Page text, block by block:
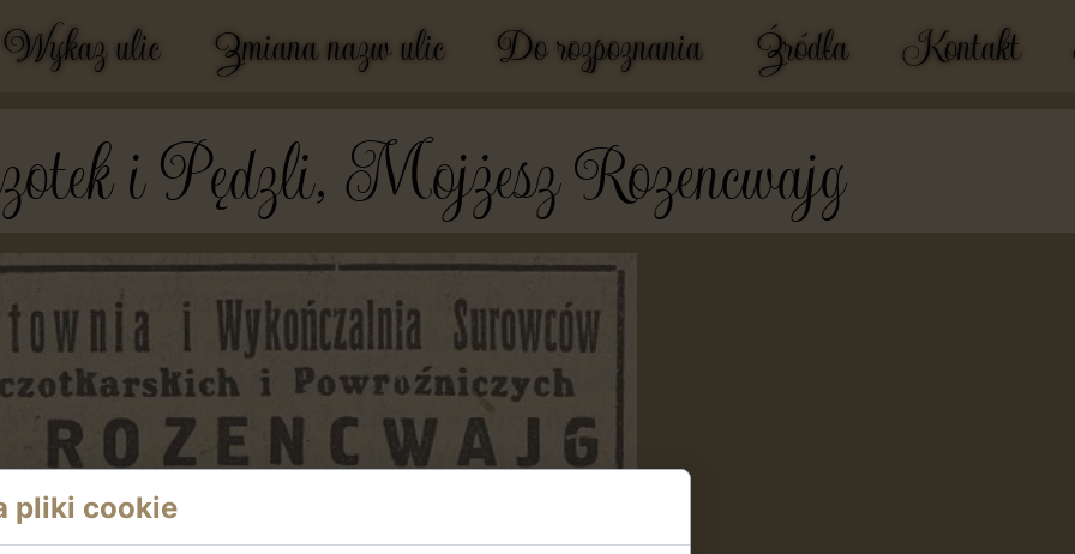
i Pędzli, Mojżesz Rozencwajg
Wykaz ulic Zmiana nazw ulic Do rozpoznania Źródła Kontakt
pliki cookie